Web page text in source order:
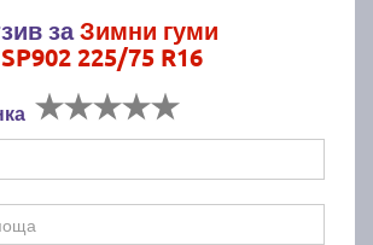
заЗимни гуми
225/75 R16